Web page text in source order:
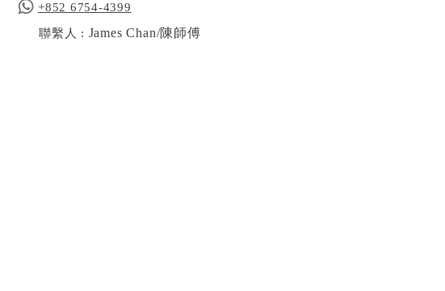
+852 6754-4399
聯繫人 : James Chan/陳師傅